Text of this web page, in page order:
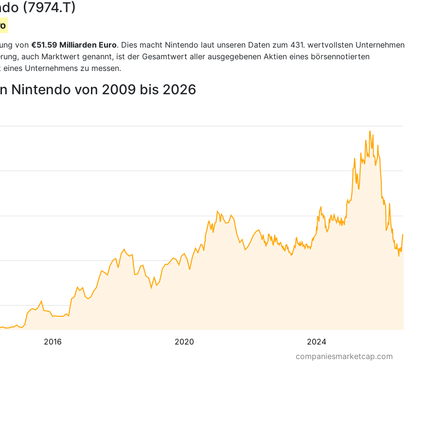
(7974.T)
von €51.59 Milliarden Euro. Dies macht Nintendo laut unseren Daten zum 431. wertvollsten Unternehmen
auch Marktwert genannt, ist der Gesamtwert aller ausgegebenen Aktien eines börsennotierten
Unternehmens zu messen.
Nintendo von 2009 bis 2026
2016 2020 2024
companiesmarketcap.com